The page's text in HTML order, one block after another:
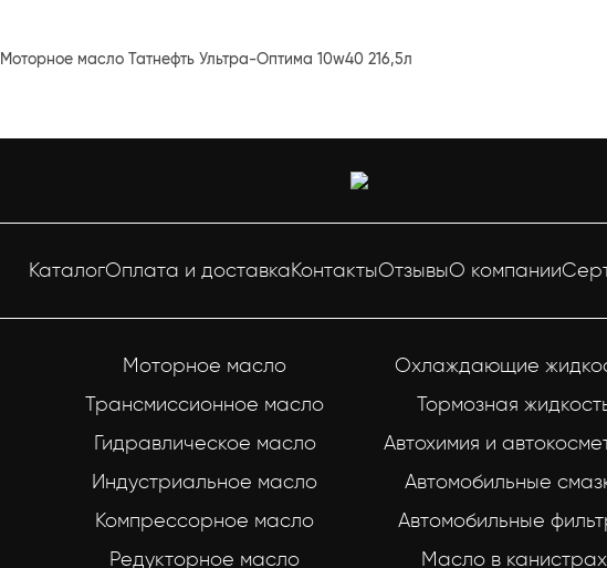
Моторное масло Татнефть Ультра-Оптима 10w40 216,5л
КаталогОплата и доставкаКонтактыОтзывыО компании
Моторное масло
Трансмиссионное масло
Гидравлическое масло
Индустриальное масло
Компрессорное масло
Редукторное масло
Охлаждающие
Тормозная
Автохимия и
Автомобильные
Автомобильные
Масло в канистрах